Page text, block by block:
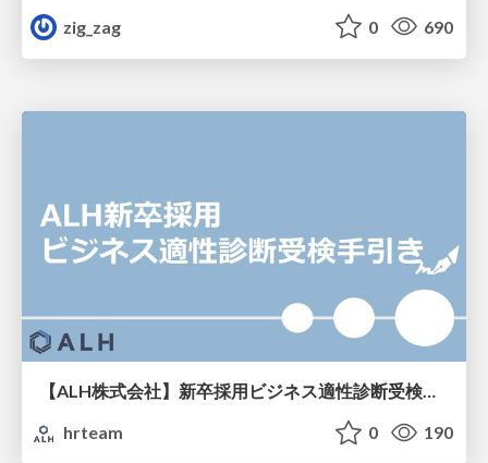
zig_zag
0 690
【ALH株式会社】新卒採用ビジネス適性診断受検手引き
hrteam
0 190